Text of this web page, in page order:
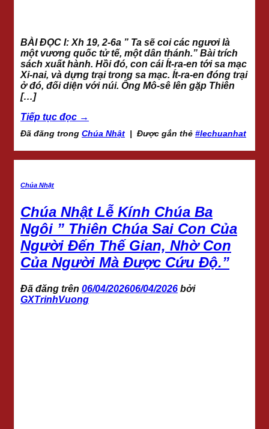
BÀI ĐỌC I: Xh 19, 2-6a ” Ta sẽ coi các ngươi là
một vương quốc tử tế, một dân thánh.” Bài trích
sách xuất hành. Hồi đó, con cái Ít-ra-en tới sa mạc
Xi-nai, và dựng trại trong sa mạc. Ít-ra-en đóng trại
ở đó, đối diện với núi. Ông Mô-sê lên gặp Thiên
[…]
Tiếp tục đọc →
Đã đăng trong Chúa Nhật | Được gắn thẻ #lechuanhat
Chúa Nhật
Chúa Nhật Lễ Kính Chúa Ba
Ngôi ” Thiên Chúa Sai Con Của
Người Đến Thế Gian, Nhờ Con
Của Người Mà Được Cứu Độ.”
Đã đăng trên 06/04/202606/04/2026 bởi
GXTrinhVuong